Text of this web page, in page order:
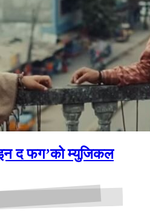
द फग’को म्युजिकल